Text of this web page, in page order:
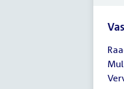
-